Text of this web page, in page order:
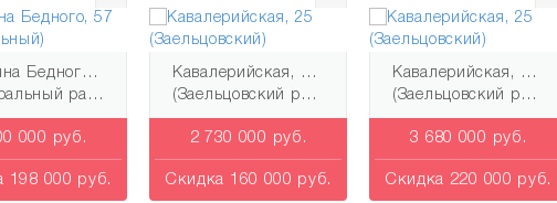
Демьяна Бедного, 57 (Центральный)
район)
000 руб.
198 000 руб.
Кавалерийская, 25 (Заельцовский)
(Заельцовский район)
2 730 000 руб.
Скидка 160 000 руб.
Кавалерийская, 25 (Заельцовский)
(Заельцовский район)
3 680 000 руб.
Скидка 220 000 руб.
Узнай о новых квартирах первым!